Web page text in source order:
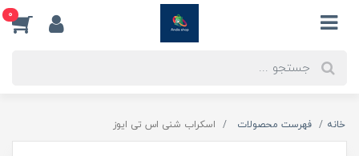
0
خانه فهرست محصولات اسکراب شنی اس تی ایوز